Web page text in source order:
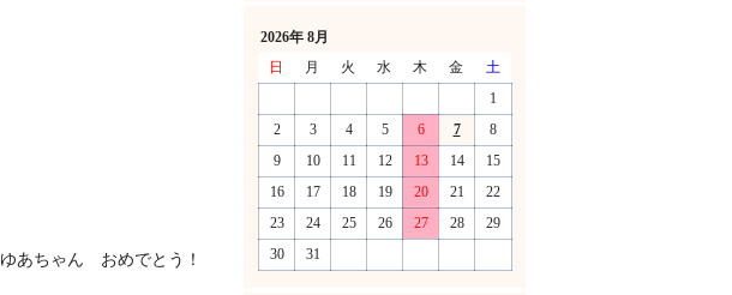
ゆあちゃん おめでとう！
2026年 8月
日
月 火 水 木 金
土
1
2
3 4 5 6 7
8
9
10 11 12 13 14
15
16
17 18 19 20 21
22
23
24 25 26 27 28
29
30
31